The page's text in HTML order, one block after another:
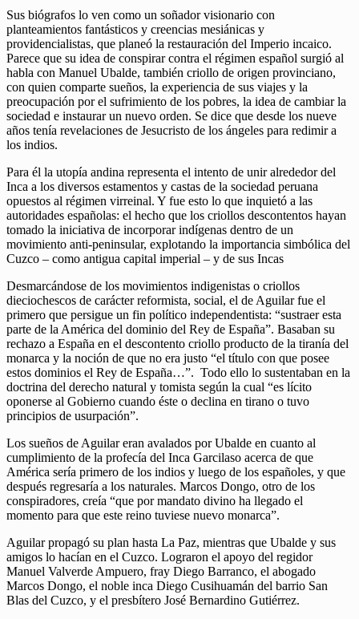
Sus biógrafos lo ven como un soñador visionario con
planteamientos fantásticos y creencias mesiánicas y
providencialistas, que planeó la restauración del Imperio incaico.
Parece que su idea de conspirar contra el régimen español surgió al
habla con Manuel Ubalde, también criollo de origen provinciano,
con quien comparte sueños, la experiencia de sus viajes y la
preocupación por el sufrimiento de los pobres, la idea de cambiar la
sociedad e instaurar un nuevo orden. Se dice que desde los nueve
años tenía revelaciones de Jesucristo de los ángeles para redimir a
los indios.
Para él la utopía andina representa el intento de unir alrededor del
Inca a los diversos estamentos y castas de la sociedad peruana
opuestos al régimen virreinal. Y fue esto lo que inquietó a las
autoridades españolas: el hecho que los criollos descontentos hayan
tomado la iniciativa de incorporar indígenas dentro de un
movimiento anti-peninsular, explotando la importancia simbólica del
Cuzco – como antigua capital imperial – y de sus Incas
Desmarcándose de los movimientos indigenistas o criollos
dieciochescos de carácter reformista, social, el de Aguilar fue el
primero que persigue un fin político independentista: “sustraer esta
parte de la América del dominio del Rey de España”. Basaban su
rechazo a España en el descontento criollo producto de la tiranía del
monarca y la noción de que no era justo “el título con que posee
estos dominios el Rey de España…”. Todo ello lo sustentaban en la
doctrina del derecho natural y tomista según la cual “es lícito
oponerse al Gobierno cuando éste o declina en tirano o tuvo
principios de usurpación”.
Los sueños de Aguilar eran avalados por Ubalde en cuanto al
cumplimiento de la profecía del Inca Garcilaso acerca de que
América sería primero de los indios y luego de los españoles, y que
después regresaría a los naturales. Marcos Dongo, otro de los
conspiradores, creía “que por mandato divino ha llegado el
momento para que este reino tuviese nuevo monarca”.
Aguilar propagó su plan hasta La Paz, mientras que Ubalde y sus
amigos lo hacían en el Cuzco. Lograron el apoyo del regidor
Manuel Valverde Ampuero, fray Diego Barranco, el abogado
Marcos Dongo, el noble inca Diego Cusihuamán del barrio San
Blas del Cuzco, y el presbítero José Bernardino Gutiérrez.